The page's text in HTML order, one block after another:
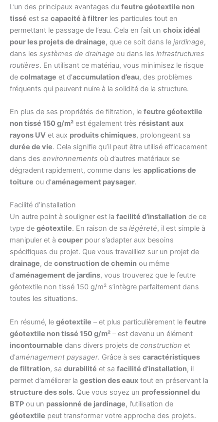
L’un des principaux avantages du feutre géotextile non
tissé est sa capacité à filtrer les particules tout en
permettant le passage de l’eau. Cela en fait un choix idéal
pour les projets de drainage, que ce soit dans le jardinage,
dans les systèmes de drainage ou dans les infrastructures
routières. En utilisant ce matériau, vous minimisez le risque
de colmatage et d’accumulation d’eau, des problèmes
fréquents qui peuvent nuire à la solidité de la structure.
En plus de ses propriétés de filtration, le feutre géotextile
non tissé 150 g/m² est également très résistant aux
rayons UV et aux produits chimiques, prolongeant sa
durée de vie. Cela signifie qu’il peut être utilisé efficacement
dans des environnements où d’autres matériaux se
dégradent rapidement, comme dans les applications de
toiture ou d’aménagement paysager.
Facilité d’installation
Un autre point à souligner est la facilité d’installation de ce
type de géotextile. En raison de sa légèreté, il est simple à
manipuler et à couper pour s’adapter aux besoins
spécifiques du projet. Que vous travailliez sur un projet de
drainage, de construction de chemin ou même
d’aménagement de jardins, vous trouverez que le feutre
géotextile non tissé 150 g/m² s’intègre parfaitement dans
toutes les situations.
En résumé, le géotextile – et plus particulièrement le feutre
géotextile non tissé 150 g/m² – est devenu un élément
incontournable dans divers projets de construction et
d’aménagement paysager. Grâce à ses caractéristiques
de filtration, sa durabilité et sa facilité d’installation, il
permet d’améliorer la gestion des eaux tout en préservant la
structure des sols. Que vous soyez un professionnel du
BTP ou un passionné de jardinage, l’utilisation de
géotextile peut transformer votre approche des projets.